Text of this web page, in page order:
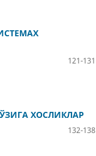
121-131
ХОСЛИКЛАР
132-138